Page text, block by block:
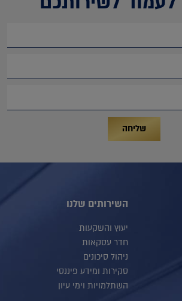
שליחה
השירותים שלנו
יעוץ והשקעות
חדר עסקאות
ניהול סיכונים
סקירות ומידע פיננסי
השתלמויות וימי עיון